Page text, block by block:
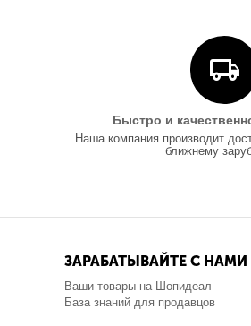
Быстро и
Наша компания производит
ближнему
ЗАРАБАТЫВАЙТЕ С НАМИ
Ваши товары на Шопидеал
База знаний для продавцов